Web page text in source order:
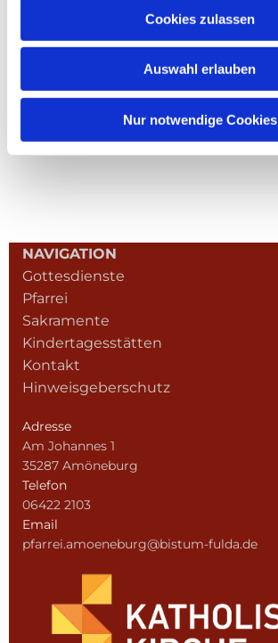
Cookies zulassen
Auswahl erlauben
Nur notwendige Cookies
NAVIGATION
Gottesdienste
Pfarrei
Sakramente
Kindertagesstätten
Kontakt
Hinweisgeberschutz
Adresse
Am Johannes 1
35287 Amöneburg
Telefon
06422 2103
Email
pfarrei.amoeneburg@bistum-fulda.de